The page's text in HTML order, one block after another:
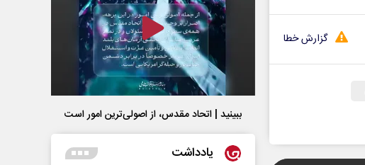
گزارش خطا
ببینید | اتحاد مقدس، از اصولی‌ترین امور است
یادداشت